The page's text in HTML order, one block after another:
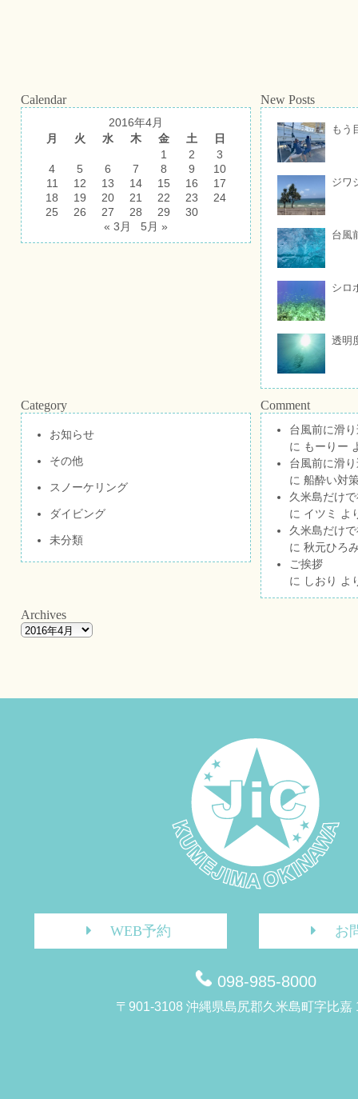
Calendar
2016年4月
月
火 水 木 金 土
日
1
2
3
4
5 6 7 8 9
10
11
12 13 14 15 16
17
18
19 20 21 22 23
24
25
26 27 28 29
30
« 3月
5月 »
New Posts
もう
ジワ
台風
シロ
透明
Category
お知らせ
その他
スノーケリング
ダイビング
未分類
Comment
台風前に滑
に もーりー
台風前に滑
に 船酔い対
久米島だけ
に イツミ
よ
久米島だけ
に 秋元ひろ
ご挨拶
に しおり よ
Archives
WEB予約 お
098-985-8000
〒901-3108 沖縄県島尻郡久米島町字比嘉